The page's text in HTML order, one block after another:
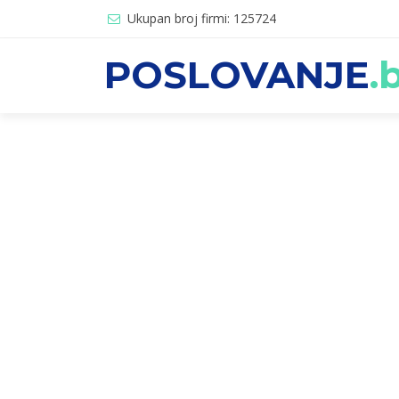
Ukupan broj firmi: 125724
POSLOVANJE